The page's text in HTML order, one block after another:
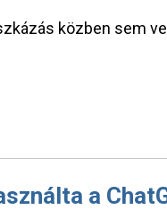
közben sem
a